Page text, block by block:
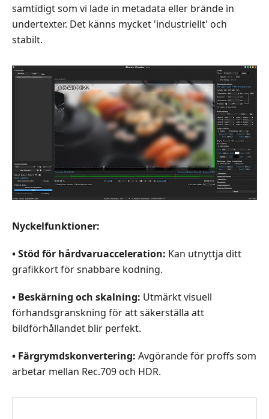
samtidigt som vi lade in metadata eller brände in
undertexter. Det känns mycket 'industriellt' och
stabilt.
Nyckelfunktioner:
• Stöd för hårdvaruacceleration: Kan utnyttja ditt
grafikkort för snabbare kodning.
• Beskärning och skalning: Utmärkt visuell
förhandsgranskning för att säkerställa att
bildförhållandet blir perfekt.
• Färgrymdskonvertering: Avgörande för proffs som
arbetar mellan Rec.709 och HDR.